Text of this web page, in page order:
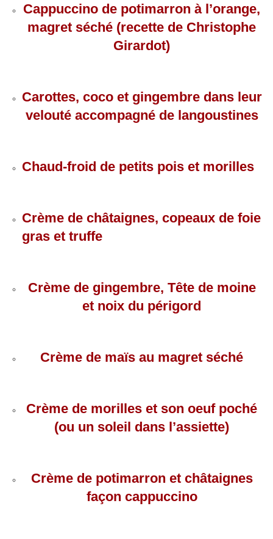
Cappuccino de potimarron à l’orange,
magret séché (recette de Christophe
Girardot)
Carottes, coco et gingembre dans leur
velouté accompagné de langoustines
Chaud-froid de petits pois et morilles
Crème de châtaignes, copeaux de foie
gras et truffe
Crème de gingembre, Tête de moine
et noix du périgord
Crème de maïs au magret séché
Crème de morilles et son oeuf poché
(ou un soleil dans l’assiette)
Crème de potimarron et châtaignes
façon cappuccino